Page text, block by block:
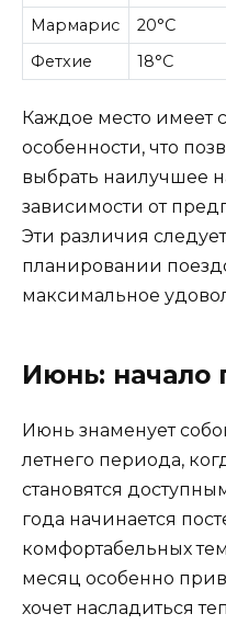
Мармариc
20°C
Фетхие
18°C
Каждое место имеет
особенности, что
выбрать наилучшее
зависимости от
Эти различия
планировании
максимальное
Июнь: начало
Июнь знаменует
летнего периода,
становятся
года начинается
комфортабельных
месяц особенно
хочет насладиться